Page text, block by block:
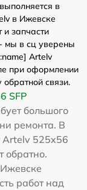
выполняется в
в Ижевске
запчасти
мы в сц уверены
Artelv
при оформлении
связи.
SFP
большого
ремонта. В
Artelv 525x56
обратно.
работ над